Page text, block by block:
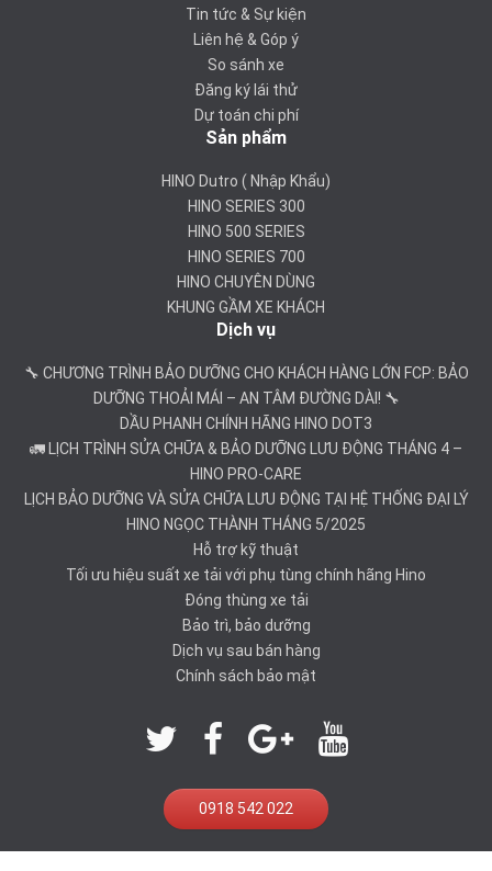
Tin tức & Sự kiện
Liên hệ & Góp ý
So sánh xe
Đăng ký lái thử
Dự toán chi phí
Sản phẩm
HINO Dutro ( Nhập Khẩu)
HINO SERIES 300
HINO 500 SERIES
HINO SERIES 700
HINO CHUYÊN DÙNG
KHUNG GẦM XE KHÁCH
Dịch vụ
🔧 CHƯƠNG TRÌNH BẢO DƯỠNG CHO KHÁCH HÀNG LỚN FCP: BẢO
DƯỠNG THOẢI MÁI – AN TÂM ĐƯỜNG DÀI! 🔧
DẦU PHANH CHÍNH HÃNG HINO DOT3
🚛 LỊCH TRÌNH SỬA CHỮA & BẢO DƯỠNG LƯU ĐỘNG THÁNG 4 –
HINO PRO-CARE
LỊCH BẢO DƯỠNG VÀ SỬA CHỮA LƯU ĐỘNG TẠI HỆ THỐNG ĐẠI LÝ
HINO NGỌC THÀNH THÁNG 5/2025
Hỗ trợ kỹ thuật
Tối ưu hiệu suất xe tải với phụ tùng chính hãng Hino
Đóng thùng xe tải
Bảo trì, bảo dưỡng
Dịch vụ sau bán hàng
Chính sách bảo mật
0918 542 022